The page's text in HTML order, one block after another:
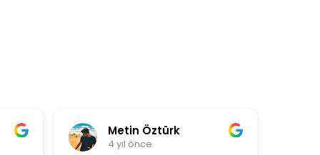
Metin Öztürk
4 yıl önce